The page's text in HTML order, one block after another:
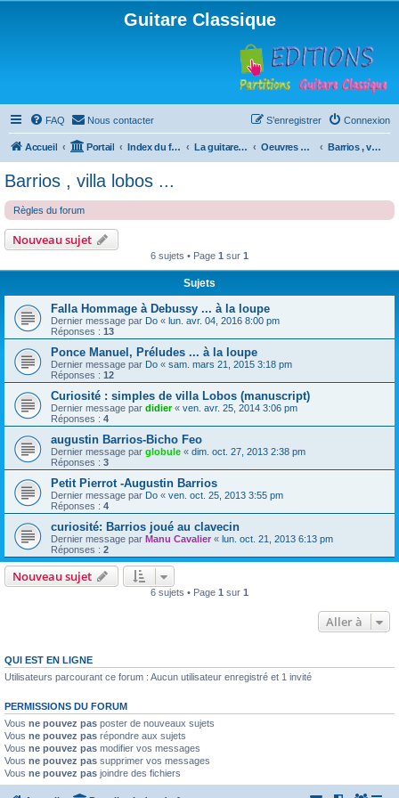
Guitare Classique
FAQ Nous contacter Connexion
S’enregistrer
Accueil Portail Index du forum La guitare : instrument, cours et théorie Oeuvres à la loupe Barrios , villa lobos ...
Barrios , villa lobos ...
Règles du forum
Nouveau sujet
6 sujets • Page 1 sur 1
Sujets
Falla Hommage à Debussy ... à la loupe
Dernier message par Do « lun. avr. 04, 2016 8:00 pm
Réponses : 13
Ponce Manuel, Préludes ... à la loupe
Dernier message par Do « sam. mars 21, 2015 3:18 pm
Réponses : 12
Curiosité : simples de villa Lobos (manuscript)
Dernier message par didier« ven. avr. 25, 2014 3:06 pm
Réponses : 4
augustin Barrios-Bicho Feo
Dernier message par globule « dim. oct. 27, 2013 2:38 pm
Réponses : 3
Petit Pierrot -Augustin Barrios
Dernier message par Do « ven. oct. 25, 2013 3:55 pm
Réponses : 4
curiosité: Barrios joué au clavecin
Dernier message par Manu Cavalier « lun. oct. 21, 2013 6:13 pm
Réponses : 2
Nouveau sujet
6 sujets • Page 1 sur 1
Aller à
QUI EST EN LIGNE
Utilisateurs parcourant ce forum : Aucun utilisateur enregistré et 1 invité
PERMISSIONS DU FORUM
Vous ne pouvez pas poster de nouveaux sujets
Vous ne pouvez pas répondre aux sujets
Vous ne pouvez pas modifier vos messages
Vous ne pouvez pas supprimer vos messages
Vous ne pouvez pas joindre des fichiers